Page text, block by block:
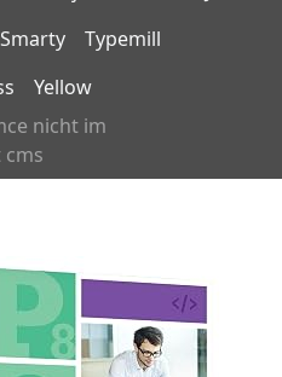
Smarty
Typemill
Yellow
nicht im